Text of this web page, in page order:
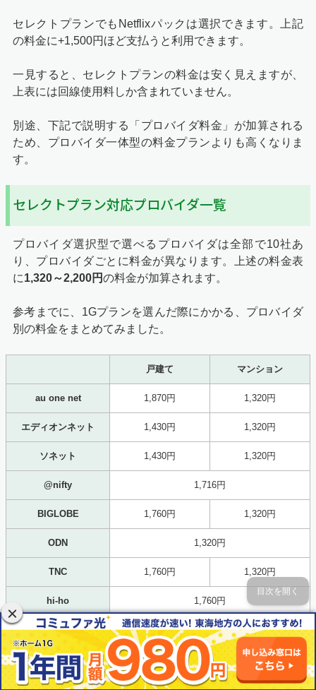
セレクトプランでもNetflixパックは選択できます。上記
の料金に+1,500円ほど支払うと利用できます。
一見すると、セレクトプランの料金は安く見えますが、
上表には回線使用料しか含まれていません。
別途、下記で説明する「プロバイダ料金」が加算される
ため、プロバイダ一体型の料金プランよりも高くなりま
す。
セレクトプラン対応プロバイダ一覧
プロバイダ選択型で選べるプロバイダは全部で10社あ
り、プロバイダごとに料金が異なります。上述の料金表
に1,320～2,200円の料金が加算されます。
参考までに、1Gプランを選んだ際にかかる、プロバイダ
別の料金をまとめてみました。
戸建て マンション
au one net 1,870円 1,320円
エディオンネット 1,430円 1,320円
ソネット 1,430円 1,320円
@nifty 1,716円
BIGLOBE 1,760円 1,320円
ODN 1,320円
TNC 1,760円 1,320円
hi-ho 1,760円
IIJmio 2,200円
MediaCat 2,200円
目次を開く